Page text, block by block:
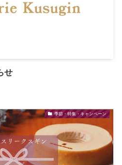
せ
季節・特集・キャンペーン